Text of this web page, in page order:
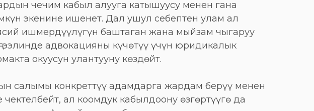
чечим кабыл алууга катышуусу менен гана
экенине ишенет. Дал ушул себептен улам ал
ишмердүүлүгүн баштаган жана мыйзам чыгаруу
адвокацияны күчөтүү үчүн юридикалык
окуусун улантууну көздөйт.
салымы конкреттүү адамдарга жардам берүү менен
чектелбейт, ал коомдук кабылдоону өзгөртүүгө да